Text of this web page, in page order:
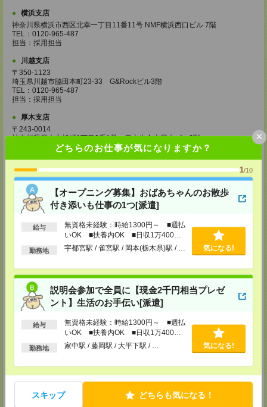
どちらのお仕事が気になりますか？
1/10
【オープニング募集】おばあちゃんのお散歩
付き添いも仕事の1つ[派遣]
給与
無資格未経験：時給1300円～ ■週払
いOK ■扶養内OK ■日収1万400円
以上
勤務地 宇都宮駅 / 雀宮駅 / 岡本(栃木県)駅 / … 気になる!
説明会参加で全員に【現金2千円相当プレゼ
ント】生活のお手伝い[派遣]
給与
無資格未経験：時給1300円～ ■週払
いOK ■扶養内OK ■日収1万400円
以上
勤務地 家中駅 / 藤岡駅 / 大平下駅 / … 気になる!
スキップ どちらも気になる！
×
横浜支店
神奈川県横浜市西区北幸一丁目11番11号 NMF横浜西口ビル 7階
TEL：0120-965-487
担当：採用担当
川越支店
〒350-1123
埼玉県川越市脇田本町23-33 G&Rockビル3階
TEL：0120-965-487
担当：採用担当
厚木支店
〒243-0014
神奈川県厚木市旭町1丁目2番1号 日本生命本厚木ビル6階
TEL：0120-965-487
水戸支店
茨城県水戸市城南一丁目2番10号
甲南アセット水戸城南ビル 7階
TEL：0120-965-487
担当：採用担当
高崎支店
旭町ビル5階
担当：採用担当
宇都宮支店
〒320-0033 栃木県宇都宮市本町4-15 宇都宮NIビル3F
TEL：0120-965-487
神奈川県藤沢市鵠沼石上1－5－4 ISM藤沢 4階
担当：採用担当
千葉県柏市柏4－2－1 メットライフ柏ビル7階